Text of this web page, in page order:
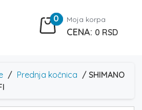
0 Moja korpa
0 RSD
/ Prednja kočnica / SHIMANO